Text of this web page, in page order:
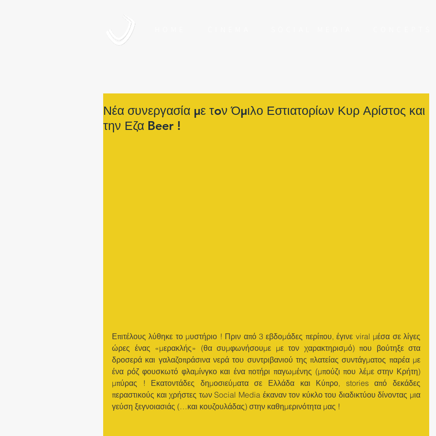
Νέα συνεργασία με τoν Όμιλο Εστιατορίων Κυρ Αρίστος και
την Εζα Beer !
Επιτέλους λύθηκε το μυστήριο ! Πριν από 3 εβδομάδες περίπου, έγινε viral μέσα σε λίγες
ώρες ένας «μερακλής» (θα συμφωνήσουμε με τον χαρακτηρισμό) που βούτηξε στα
δροσερά και γαλαζοπράσινα νερά του συντριβανιού της πλατείας συντάγματος παρέα με
ένα ρόζ φουσκωτό φλαμίνγκο και ένα ποτήρι παγωμένης (μπούζι που λέμε στην Κρήτη)
μπύρας ! Εκατοντάδες δημοσιεύματα σε Ελλάδα και Κύπρο, stories από δεκάδες
περαστικούς και χρήστες των Social Media έκαναν τον κύκλο του διαδικτύου δίνοντας μια
γεύση ξεγνοιασιάς (…και κουζουλάδας) στην καθημερινότητα μας !